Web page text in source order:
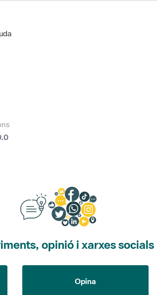
La mitjana de les valoracions és de 0 estrelles
opinió i xarxes socials
Opina